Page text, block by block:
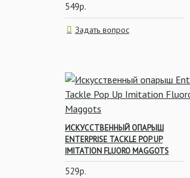
549р.
Задать вопрос
ИСКУССТВЕННЫЙ ОПАРЫШ
ENTERPRISE TACKLE POP UP
IMITATION FLUORO MAGGOTS
529р.